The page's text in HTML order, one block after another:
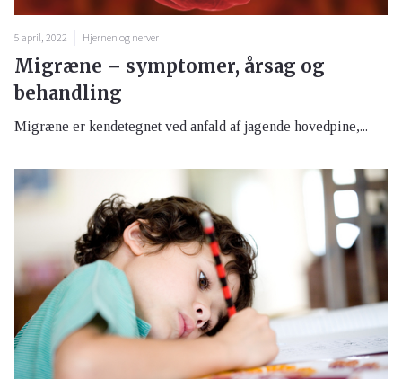
5 april, 2022 Hjernen og nerver
Migræne – symptomer, årsag og
behandling
Migræne er kendetegnet ved anfald af jagende hovedpine,...